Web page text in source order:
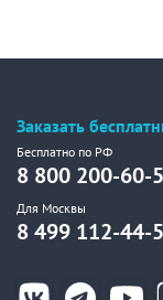
Заказать
Бесплатно по РФ
8 800 200-60-
Для Москвы
8 499 112-44-